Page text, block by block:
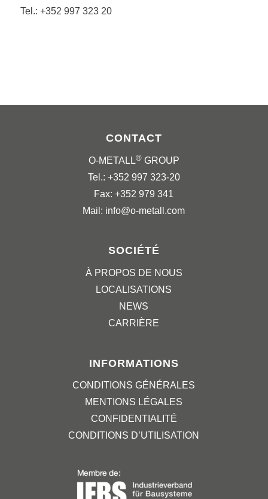
Tel.: +352 997 323 20
CONTACT
O-METALL®GROUP
Tel.: +352 997 323-20
Fax: +352 979 341
Mail: info@o-metall.com
SOCIÉTÉ
À PROPOS DE NOUS
LOCALISATIONS
NEWS
CARRIÈRE
INFORMATIONS
CONDITIONS GÉNÉRALES
MENTIONS LÉGALES
CONFIDENTIALITÉ
CONDITIONS D’UTILISATION